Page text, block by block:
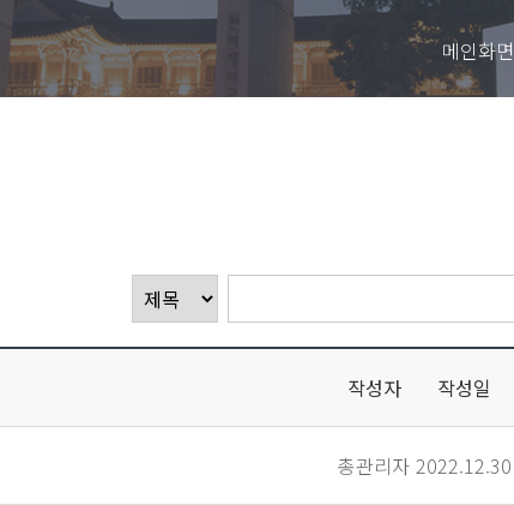
메인화면
작성자 작성일
총관리자 2022.12.30